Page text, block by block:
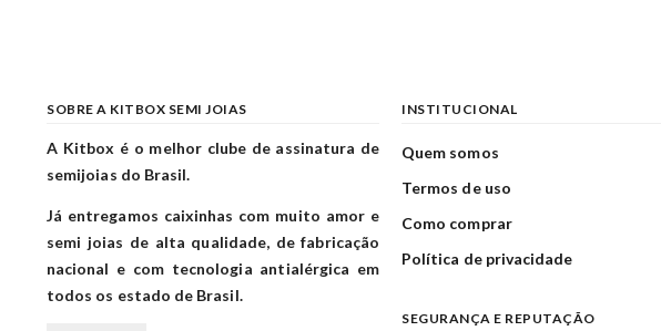
SOBRE A KITBOX SEMI JOIAS
A Kitbox é o melhor clube de assinatura de
semijoias do Brasil.
Já entregamos caixinhas com muito amor e
semi joias de alta qualidade, de fabricação
nacional e com tecnologia antialérgica em
todos os estado de Brasil.
INSTITUCIONAL
Quem somos
Termos de uso
Como comprar
Política de privacidade
SEGURANÇA E REPUTAÇÃO